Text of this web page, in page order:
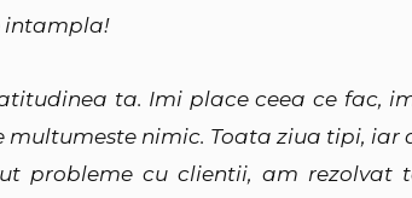
intampla!
ta. Imi place ceea ce fac,
multumeste nimic. Toata ziua tipi, iar
probleme cu clientii, am rezolvat